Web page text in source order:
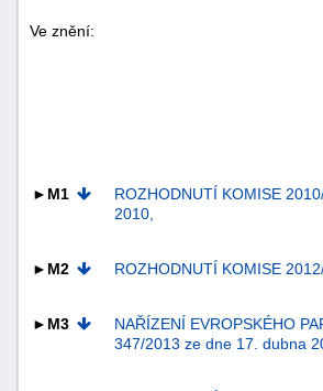
Ve znění:
►M1
ROZHODNUTÍ KOMISE
2010,
►M2 ROZHODNUTÍ KOMISE
►M3
NAŘÍZENÍ EVROPSKÉHO
347/2013 ze dne 17. dubna